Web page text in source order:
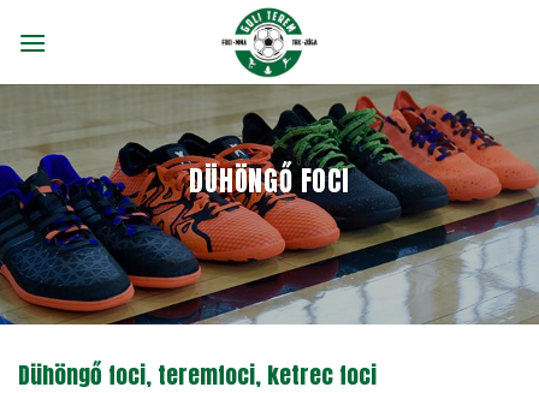
DÜHÖNGŐ FOCI
Dühöngő foci, teremfoci, ketrec foci